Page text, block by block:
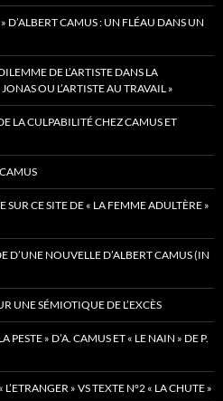
» D’ALBERT CAMUS : UN FLÉAU DANS UN
DE L’ARTISTE DANS LA
OU L’ARTISTE AU TRAVAIL »
LA CULPABILITÉ CHEZ CAMUS ET
SUR CE SITE DE « LA FEMME ADULTÈRE »
D’UNE NOUVELLE D’ALBERT CAMUS (IN
UNE SÉMIOTIQUE DE L’EXCÈS
PESTE » D’A. CAMUS ET « LE NAIN » DE P.
» VS TEXTE N°2 « LA CHUTE »